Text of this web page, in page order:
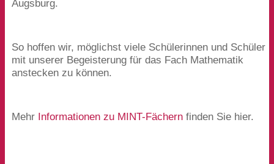
Augsburg.
So hoffen wir, möglichst viele Schülerinnen und Schüler
mit unserer Begeisterung für das Fach Mathematik
anstecken zu können.
Mehr Informationen zu MINT-Fächern finden Sie hier.